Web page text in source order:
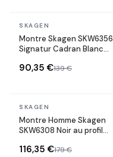
En stock
SKAGEN
Montre Skagen SKW6356
Signatur Cadran Blanc
90,35 €139 €
En stock
SKAGEN
Montre Homme Skagen
SKW6308 Noir au profil
116,35 €179 €